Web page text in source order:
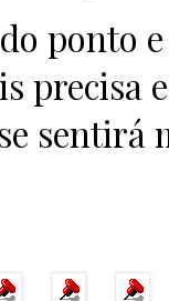
ponto
precisa